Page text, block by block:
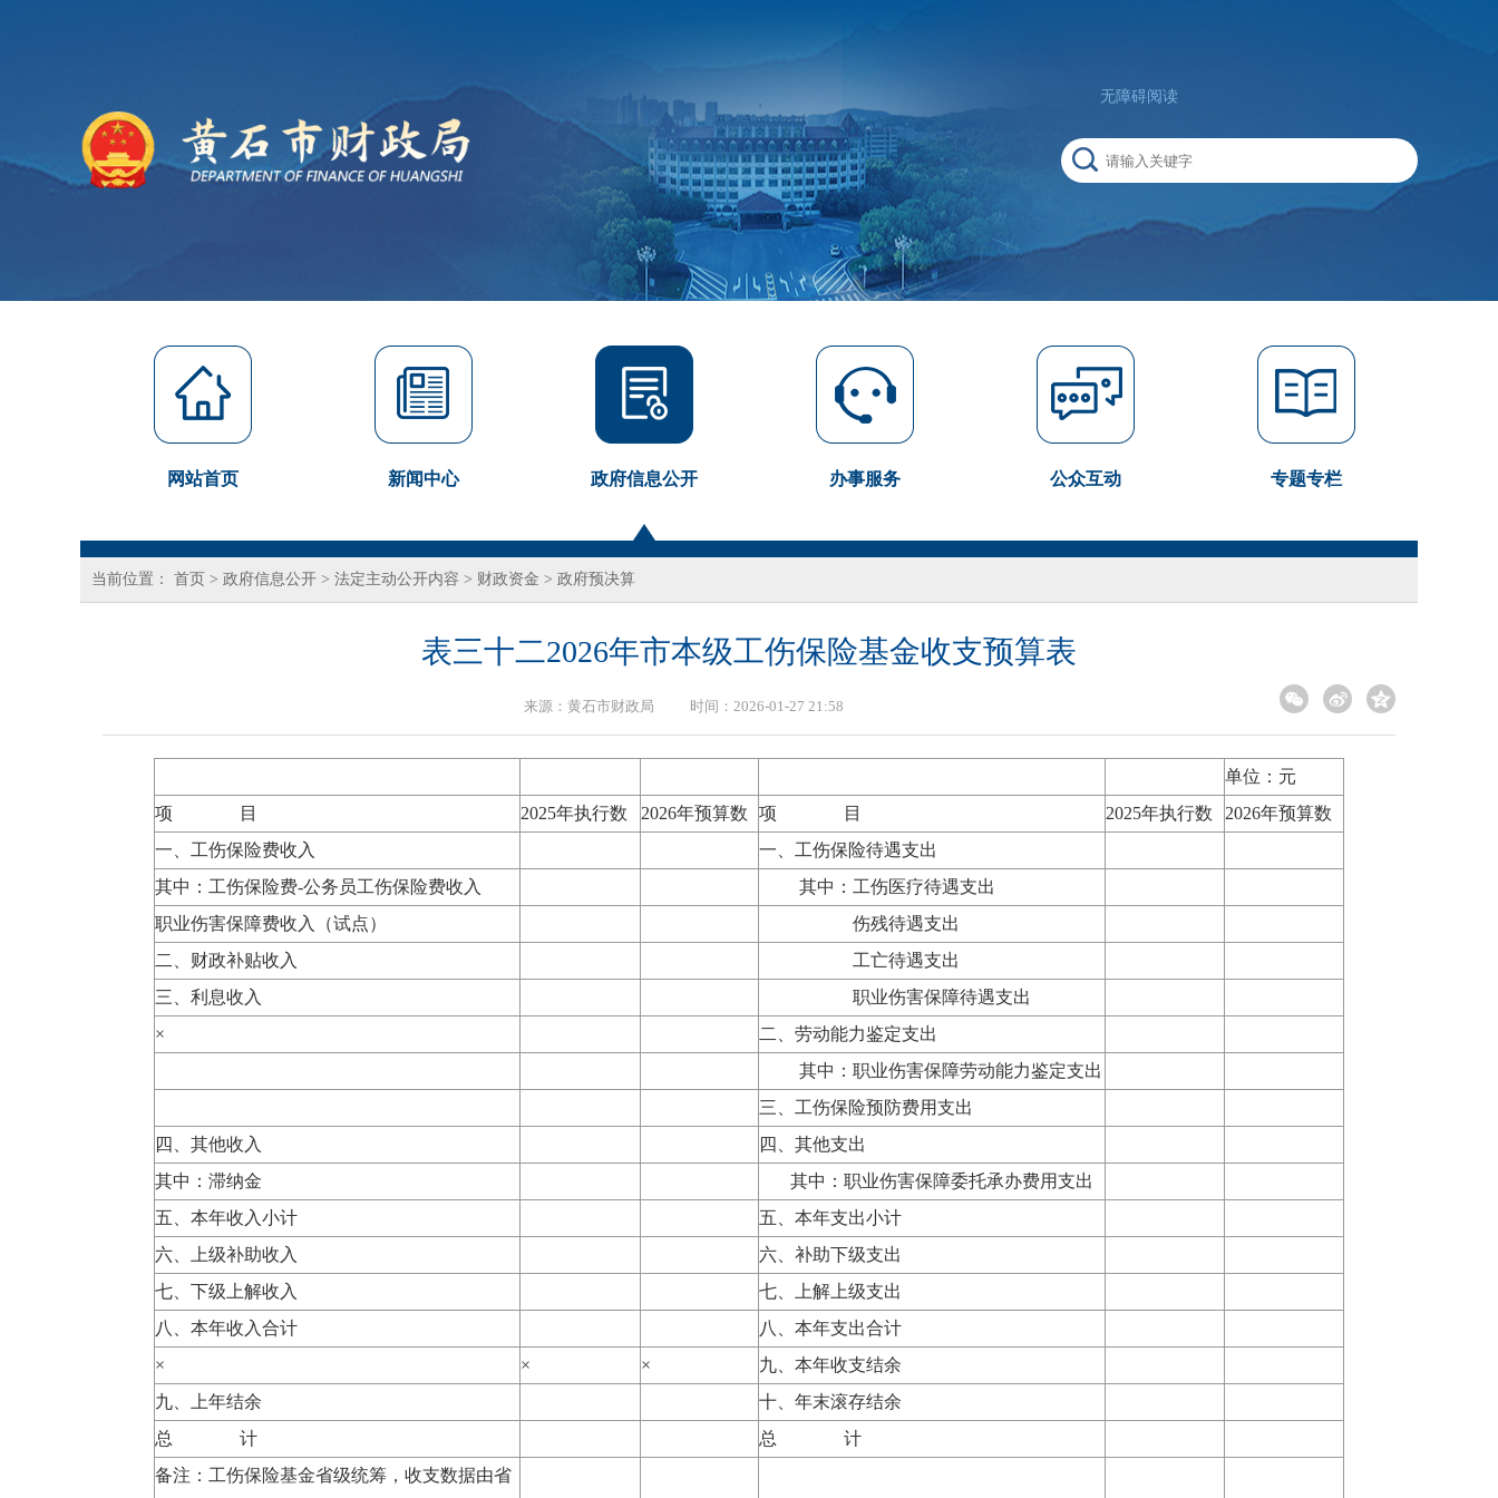
无障碍阅读
网站首页 新闻中心 政府信息公开 办事服务 公众互动 专题专栏
当前位置： 首页 > 政府信息公开 > 法定主动公开内容 > 财政资金 > 政府预决算
表三十二2026年市本级工伤保险基金收支预算表
来源： 黄石市财政局 时间：2026-01-27 21:58
单位：元
项 目
2025年执行数 2026年预算数 项 目 2025年执行数
2026年预算数
一、工伤保险费收入
一、工伤保险待遇支出
其中：工伤保险费-公务员工伤保险费收入
其中：工伤医疗待遇支出
职业伤害保障费收入（试点）
伤残待遇支出
二、财政补贴收入
工亡待遇支出
三、利息收入
职业伤害保障待遇支出
×
二、劳动能力鉴定支出
其中：职业伤害保障劳动能力鉴定支出
三、工伤保险预防费用支出
四、其他收入
四、其他支出
其中：滞纳金
其中：职业伤害保障委托承办费用支出
五、本年收入小计
五、本年支出小计
六、上级补助收入
六、补助下级支出
七、下级上解收入
七、上解上级支出
八、本年收入合计
八、本年支出合计
×
× ×
九、本年收支结余
九、上年结余
十、年末滚存结余
总 计
总 计
备注：工伤保险基金省级统筹，收支数据由省